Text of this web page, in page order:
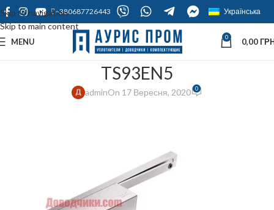
Skip to navigation
Skip to main content
+380687726443 Українська
MENU 0 0,00
TS93EN5
adminOn 17 Вересня, 2020 0